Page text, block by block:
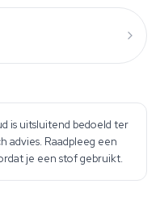
is uitsluitend bedoeld ter
advies. Raadpleeg een
je een stof gebruikt.